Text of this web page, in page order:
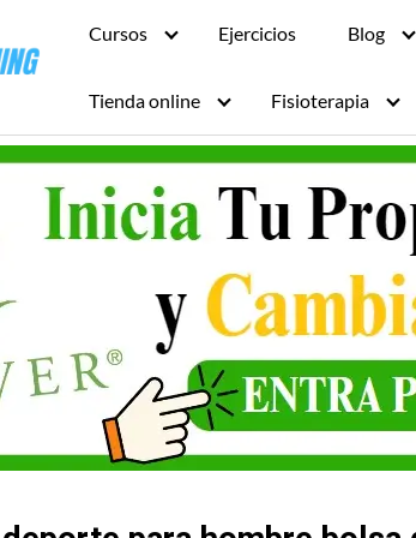
Cursos Ejercicios Blog
Tienda online Fisioterapia